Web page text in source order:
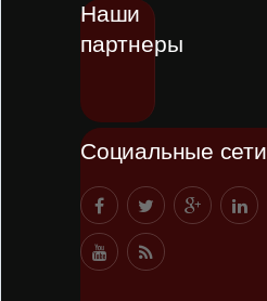
Наши
партнеры
Социальные сети